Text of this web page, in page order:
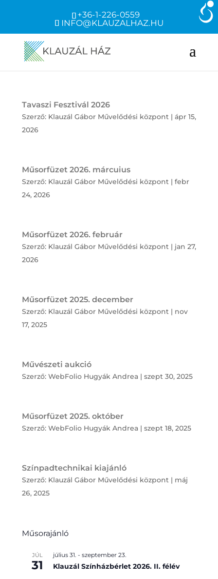
+36-1-226-0559
INFO@KLAUZALHAZ.HU
Tavaszi Fesztivál 2026
Szerző: Klauzál Gábor Művelődési központ| ápr 15,
2026
Műsorfüzet 2026. márcuius
Szerző: Klauzál Gábor Művelődési központ| febr
24, 2026
Műsorfüzet 2026. február
Szerző: Klauzál Gábor Művelődési központ| jan 27,
2026
Műsorfüzet 2025. december
Szerző: Klauzál Gábor Művelődési központ| nov
17, 2025
Művészeti aukció
Szerző: WebFolio Hugyák Andrea| szept 30, 2025
Műsorfüzet 2025. október
Szerző: WebFolio Hugyák Andrea| szept 18, 2025
Színpadtechnikai kiajánló
Szerző: Klauzál Gábor Művelődési központ| máj
26, 2025
Műsorajánló
JÚL
31
július 31. - szeptember 23.
Klauzál Színházbérlet 2026. II. félév